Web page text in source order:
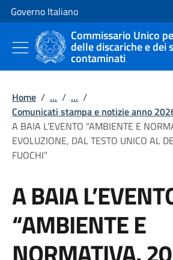
Vai al contenuto
Vai alla navigazione del sito
Governo Italiano
Commissario Unico
delle discariche e dei
contaminati
Home / ... / ... /
Comunicati stampa e notizie anno
A BAIA L’EVENTO “AMBIENTE E
EVOLUZIONE, DAL TESTO UNICO AL
FUOCHI”
A BAIA
“AMBIENTE E